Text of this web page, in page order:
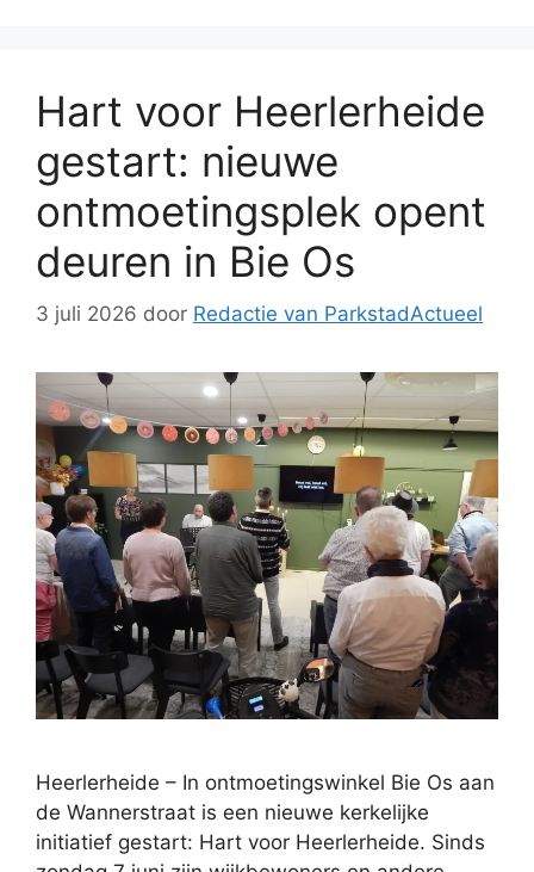
Hart voor Heerlerheide
gestart: nieuwe
ontmoetingsplek opent
deuren in Bie Os
3 juli 2026 door Redactie van ParkstadActueel
Heerlerheide – In ontmoetingswinkel Bie Os aan
de Wannerstraat is een nieuwe kerkelijke
initiatief gestart: Hart voor Heerlerheide. Sinds